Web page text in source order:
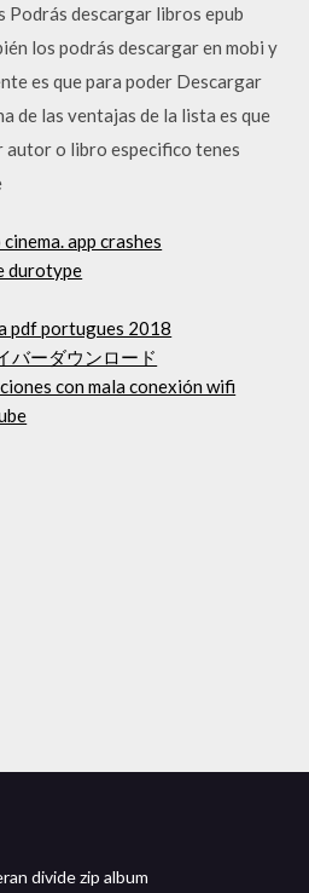
descargar libros epub
los podrás descargar en mobi y
es que para poder Descargar
de las ventajas de la lista es que
autor o libro especifico tenes
app crashes
durotype
pdf portugues 2018
バーダウンロード
con mala conexión wifi
divide zip album